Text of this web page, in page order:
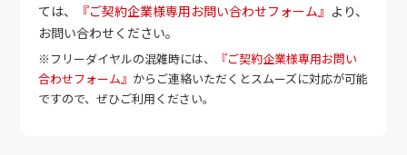
ては、
『ご契約企業様専用お問い合わせフォーム』 より、
お問い合わせください。
※フリーダイヤルの混雑時には、
『ご契約企業様専用お問い
合わせフォーム』 からご連絡いただくとスムーズに対応が可能
ですので、ぜひご利用ください。